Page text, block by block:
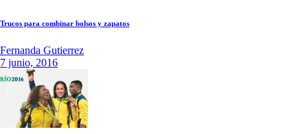
Trucos para combinar bolsos y zapatos
Fernanda Gutierrez
7 junio, 2016